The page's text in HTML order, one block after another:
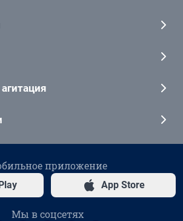
приложение
App Store
Мы в соцсетях